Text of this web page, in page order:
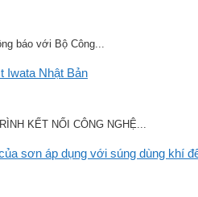
báo với Bộ Công...
Iwata Nhật Bản
KẾT NỐI CÔNG NGHỆ...
sơn áp dụng với súng dùng khí